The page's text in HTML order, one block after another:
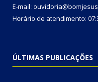
E-mail:
Horário de atendimento:
ÚLTIMAS PUBLICAÇÕES